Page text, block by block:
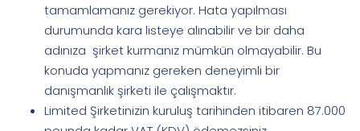
tamamlamanız gerekiyor. Hata yapılması
durumunda kara listeye alınabilir ve bir daha
adınıza şirket kurmanız mümkün olmayabilir. Bu
konuda yapmanız gereken deneyimli bir
danışmanlık şirketi ile çalışmaktır.
Limited Şirketinizin kuruluş tarihinden itibaren 87.000